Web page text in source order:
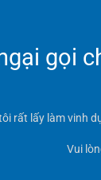
gọi
rất lấy làm vinh
Vui